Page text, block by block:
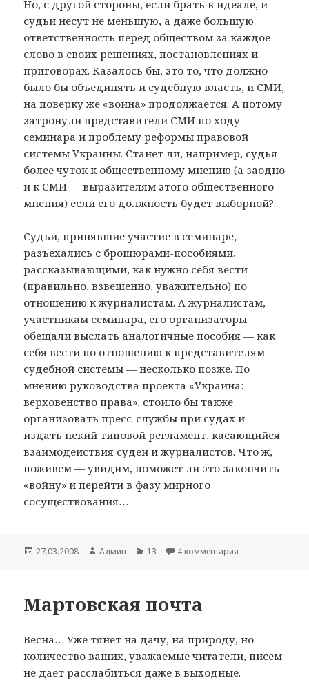
Но, с другой стороны, если брать в идеале, и
судьи несут не меньшую, а даже большую
ответственность перед обществом за каждое
слово в своих решениях, постановлениях и
приговорах. Казалось бы, это то, что должно
было бы объединять и судебную власть, и СМИ,
на поверку же «война» продолжается. А потому
затронули представители СМИ по ходу
семинара и проблему реформы правовой
системы Украины. Станет ли, например, судья
более чуток к общественному мнению (а заодно
и к СМИ — выразителям этого общественного
мнения) если его должность будет выборной?..
Судьи, принявшие участие в семинаре,
разъехались с брошюрами-пособиями,
рассказывающими, как нужно себя вести
(правильно, взвешенно, уважительно) по
отношению к журналистам. А журналистам,
участникам семинара, его организаторы
обещали выслать аналогичные пособия — как
себя вести по отношению к представителям
судебной системы — несколько позже. По
мнению руководства проекта «Украина:
верховенство права», стоило бы также
организовать пресс-службы при судах и
издать некий типовой регламент, касающийся
взаимодействия судей и журналистов. Что ж,
поживем — увидим, поможет ли это закончить
«войну» и перейти в фазу мирного
сосуществования…
Опубликовано
27.03.2008 Автор
Админ Рубрики
13 4 комментария
Мартовская почта
Весна… Уже тянет на дачу, на природу, но
количество ваших, уважаемые читатели, писем
не дает расслабиться даже в выходные.